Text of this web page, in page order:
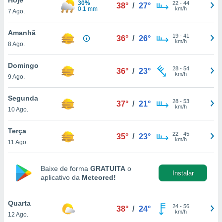
lhe
e
com
Pode
e
a
a
7 Ago.
30%
0.1 mm
38° / 27° 22- 44
km/h
Amanhã
8 Ago.
36° / 26° 19- 41
km/h
Domingo
9 Ago.
36° / 23° 28- 54
km/h
Segunda
10 Ago.
37° / 21° 28- 53
km/h
Terça
11 Ago.
35° / 23° 22- 45
km/h
Baixe de forma GRATUITA o
aplicativo da Meteored!
Instalar
Quarta
12 Ago.
38° / 24° 24- 56
km/h